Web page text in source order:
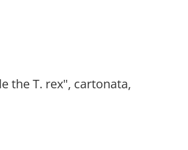
the T. rex", cartonata,